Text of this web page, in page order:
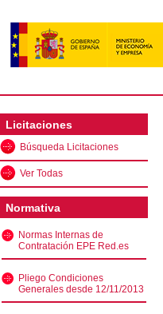
Licitaciones
Búsqueda Licitaciones
Ver Todas
Normativa
Normas Internas de
Contratación EPE Red.es
Pliego Condiciones
Generales desde 12/11/2013